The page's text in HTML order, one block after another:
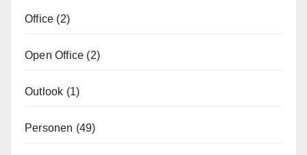
Office (2)
Open Office (2)
Outlook (1)
Personen (49)